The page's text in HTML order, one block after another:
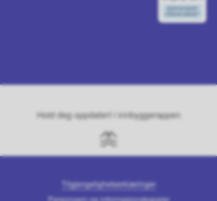
Hold deg oppdatert i innbyggerappen
Tilgjengelighetserklæringer